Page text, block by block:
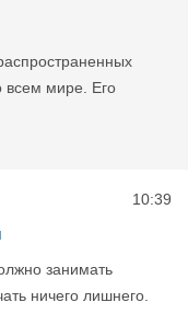
всем мире. Его
10:39
занимать
ничего лишнего.